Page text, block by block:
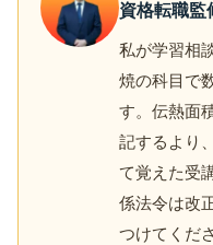
資格転職監
私が学習相
焼の科目で
す。伝熱面
記するより
て覚えた受
係法令は改
つけてくだ